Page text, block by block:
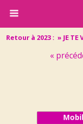
Retour à 2023 : » JE TE
«